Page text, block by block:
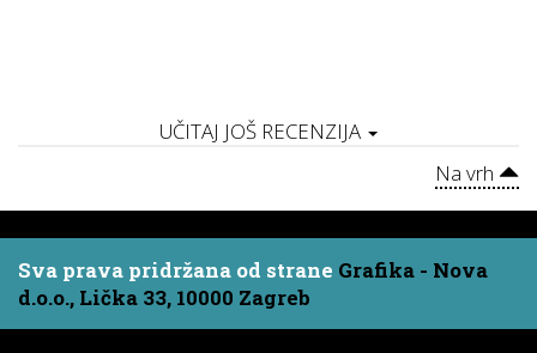
UČITAJ JOŠ RECENZIJA
Na vrh
Sva prava pridržana od strane Grafika - Nova
d.o.o., Lička 33, 10000 Zagreb